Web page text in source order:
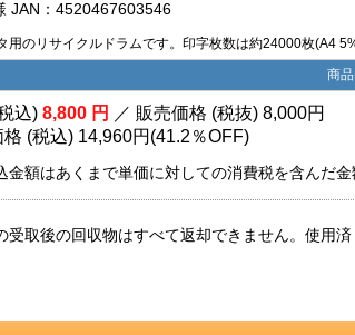
JAN：4520467603546
用のリサイクルドラムです。印字枚数は約24000枚(A4
商
込)8,800 円 ／ 販売価格 (税抜)8,000円
(税込) 14,960円 (41.2％OFF)
額はあくまで単価に対しての消費税を含んだ
取後の回収物はすべて返却できません。使用